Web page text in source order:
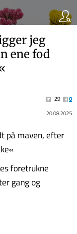
jeg
ene fod
29
0
20.08.2025
på maven, efter
foretrukne
gang og